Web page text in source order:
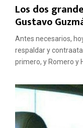
Los dos
Gustavo
Antes necesarios,
respaldar y
primero, y Romero y